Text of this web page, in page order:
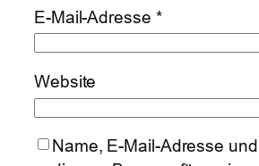
E-Mail-Adresse *
Website
Name, E-Mail-Adresse